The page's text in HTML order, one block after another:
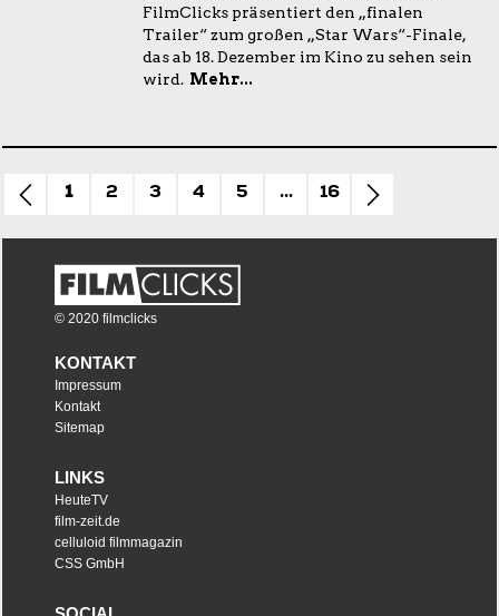
FilmClicks präsentiert den „finalen
Trailer“ zum großen „Star Wars“-Finale,
das ab 18. Dezember im Kino zu sehen sein
wird. Mehr...
1 2 3 4 5 ... 16
© 2020 filmclicks
KONTAKT
Impressum
Kontakt
Sitemap
LINKS
HeuteTV
film-zeit.de
celluloid filmmagazin
CSS GmbH